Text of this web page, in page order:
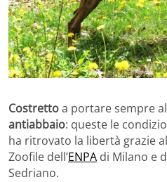
Costrettoa portare sempre
antiabbaio: queste le
ha ritrovato la libertà grazie
Zoofile dell’ENPA di Milano e
Sedriano.